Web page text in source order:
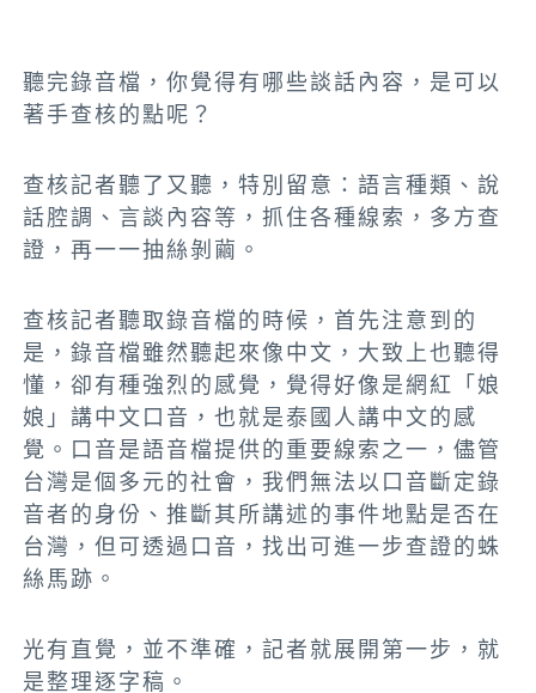
聽完錄音檔，你覺得有哪些談話內容，是可以
著手查核的點呢？
查核記者聽了又聽，特別留意：語言種類、說
話腔調、言談內容等，抓住各種線索，多方查
證，再一一抽絲剝繭。
查核記者聽取錄音檔的時候，首先注意到的
是，錄音檔雖然聽起來像中文，大致上也聽得
懂，卻有種強烈的感覺，覺得好像是網紅「娘
娘」講中文口音，也就是泰國人講中文的感
覺。口音是語音檔提供的重要線索之一，儘管
台灣是個多元的社會，我們無法以口音斷定錄
音者的身份、推斷其所講述的事件地點是否在
台灣，但可透過口音，找出可進一步查證的蛛
絲馬跡。
光有直覺，並不準確，記者就展開第一步，就
是整理逐字稿。